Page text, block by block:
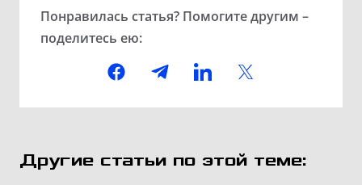
Понравилась статья? Помогите другим –
поделитесь ею:
Другие статьи по этой теме: